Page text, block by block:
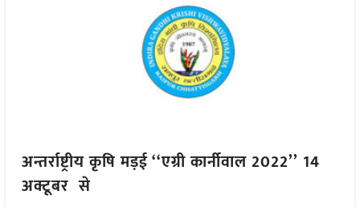
अन्तर्राष्ट्रीय कृषि मड़ई ‘‘एग्री कार्नीवाल 2022’’ 14
अक्टूबर से